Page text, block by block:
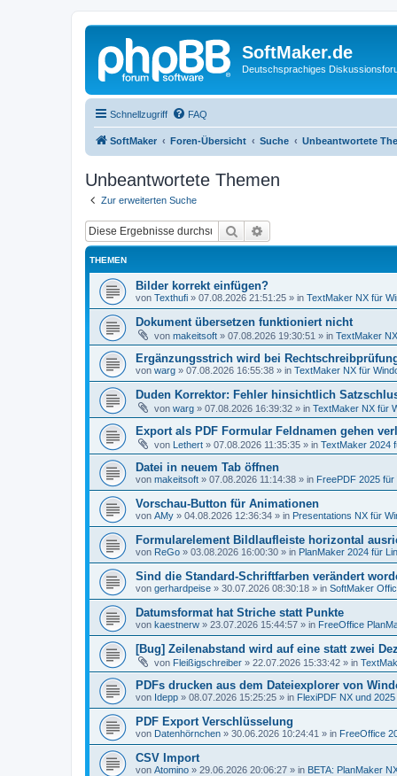
SoftMaker.de
Deutschsprachiges
Schnellzugriff FAQ
SoftMaker Foren-Übersicht Suche Unbeantwortete
Unbeantwortete Themen
Zur erweiterten Suche
Suche
THEMEN
Bilder korrekt einfügen?
von Texthufi » 07.08.2026 21:51:25 » in TextMaker NX für
Dokument übersetzen funktioniert nicht
von makeitsoft » 07.08.2026 19:30:51 » in TextMaker
Ergänzungsstrich wird bei
von warg » 07.08.2026 16:55:38 » in TextMaker NX für
Duden Korrektor: Fehler hinsichtlich
von warg » 07.08.2026 16:39:32 » in TextMaker NX für
Export als PDF Formular Feldnamen gehen
von Lethert » 07.08.2026 11:35:35 » in TextMaker 2024
Datei in neuem Tab öffnen
von makeitsoft » 07.08.2026 11:14:38 » in FreePDF 2025 für
Vorschau-Button für Animationen
von AMy » 04.08.2026 12:36:34 » in Presentations NX für
Formularelement Bildlaufleiste horizontal
von ReGo » 03.08.2026 16:00:30 » in PlanMaker 2024 für
Sind die Standard-Schriftfarben verändert
von gerhardpeise » 30.07.2026 08:30:18 » in SoftMaker
Datumsformat hat Striche statt Punkte
von kaestnerw » 23.07.2026 15:44:57 » in FreeOffice
[Bug] Zeilenabstand wird auf eine statt zwei
von Fleißigschreiber » 22.07.2026 15:33:42 » in
PDFs drucken aus dem Dateiexplorer von
von Idepp » 08.07.2026 15:25:25 » in FlexiPDF NX und
PDF Export Verschlüsselung
von Datenhörnchen » 30.06.2026 10:24:41 » in FreeOffice
CSV Import
von Atomino » 29.06.2026 20:06:27 » in BETA: PlanMaker